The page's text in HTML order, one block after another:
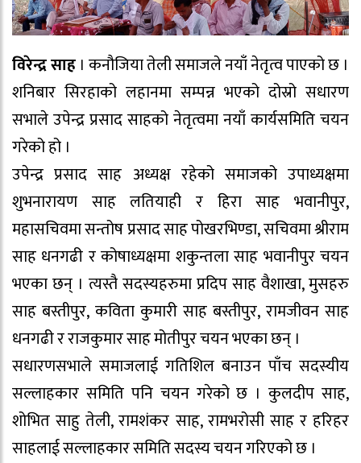
विरेन्द्र साह । कनौजिया तेली समाजले नयाँ नेतृत्व पाएको छ ।
शनिबार सिरहाको लहानमा सम्पन्न भएको दोस्रो सधारण
सभाले उपेन्द्र प्रसाद साहको नेतृत्वमा नयाँ कार्यसमिति चयन
गरेको हो ।
उपेन्द्र प्रसाद साह अध्यक्ष रहेको समाजको उपाध्यक्षमा
शुभनारायण साह लतियाही र हिरा साह भवानीपुर,
महासचिवमा सन्तोष प्रसाद साह पोखरभिण्डा, सचिवमा श्रीराम
साह धनगढी र कोषाध्यक्षमा शकुन्तला साह भवानीपुर चयन
भएका छन् । त्यस्तै सदस्यहरुमा प्रदिप साह वैशाखा, मुसहरु
साह बस्तीपुर, कविता कुमारी साह बस्तीपुर, रामजीवन साह
धनगढी र राजकुमार साह मोतीपुर चयन भएका छन् ।
सधारणसभाले समाजलाई गतिशिल बनाउन पाँच सदस्यीय
सल्लाहकार समिति पनि चयन गरेको छ । कुलदीप साह,
शोभित साहु तेली, रामशंकर साह, रामभरोसी साह र हरिहर
साहलाई सल्लाहकार समिति सदस्य चयन गरिएको छ ।